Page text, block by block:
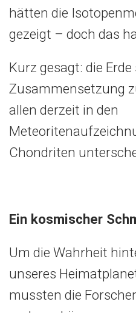
hätten die
gezeigt – doch das
Kurz gesagt: die
Zusammensetzung
allen derzeit in den
Chondriten
Ein kosmischer
Um die Wahrheit
unseres
mussten die